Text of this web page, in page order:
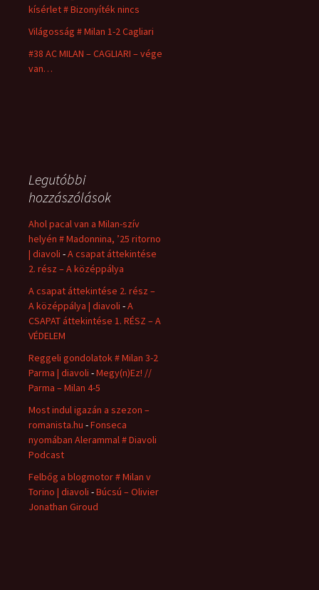
kísérlet # Bizonyíték nincs
Világosság # Milan 1-2 Cagliari
#38 AC MILAN – CAGLIARI – vége
van…
Legutóbbi
hozzászólások
Ahol pacal van a Milan-szív
helyén # Madonnina, ’25 ritorno
| diavoli -A csapat áttekintése
2. rész – A középpálya
A csapat áttekintése 2. rész –
A középpálya | diavoli -A
CSAPAT áttekintése 1. RÉSZ – A
VÉDELEM
Reggeli gondolatok # Milan 3-2
Parma | diavoli -Megy(n)Ez! //
Parma – Milan 4-5
Most indul igazán a szezon –
romanista.hu -Fonseca
nyomában Alerammal # Diavoli
Podcast
Felbőg a blogmotor # Milan v
Torino | diavoli -Búcsú – Olivier
Jonathan Giroud